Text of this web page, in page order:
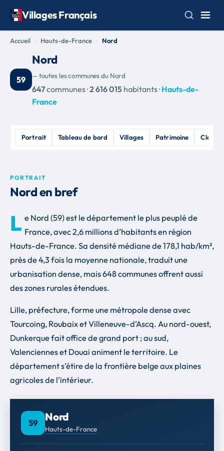
Villages Français
Accueil Hauts-de-France Nord
59
Nord
— toutes les communes du Nord
647communes ·2 616 015 habitants · Hauts-de-
France
Portrait Tableau de bord Villages Patrimoine
PORTRAIT
Nord en bref
L e Nord (59) est le département le plus peuplé de
France, avec 2,6 millions d’habitants en région
Hauts-de-France. Sa densité médiane de 178,1 hab/km²,
près de 4,3 fois la moyenne nationale, traduit une
urbanisation dense, mais 648 communes offrent aussi
des zones rurales étendues.
Lille, préfecture, forme une métropole dense avec
Tourcoing, Roubaix et Villeneuve-d’Ascq. Au nord-ouest,
Dunkerque fait office de grand port ; au sud,
Valenciennes et Douai animent le territoire. Le
département s’étire de la frontière belge aux plaines
agricoles de l’intérieur.
59 Nord
Hauts-de-France